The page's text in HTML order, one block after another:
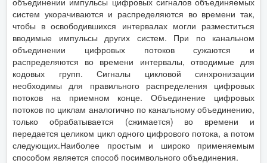
систем укорачиваются и распределяются во времени так,
чтобы в освободившихся интервалах могли разместиться
вводимые импульсы других систем. При по канальном
объединении цифровых потоков сужаются и
распределяются во времени интервалы, отводимые для
кодовых групп. Сигналы цикловой синхронизации
необходимы для правильного распределения цифровых
потоков на приемном конце. Объединение цифровых
потоков по циклам аналогично по канальному объединению,
только обрабатывается (сжимается) во времени и
передается целиком цикл одного цифрового потока, а потом
следующих.Наиболее простым и широко применяемым
способом является способ посимвольного объединения.